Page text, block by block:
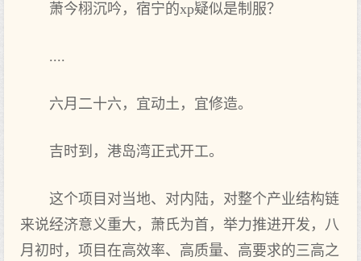
萧今栩沉吟，宿宁的‌xp疑似是制服？
....
六月二十六，宜动土，宜修造。
吉时到，港岛湾正式开工。
这‌个项目对当地、对内陆，对整个产业结构链
来说经济意义重大，萧氏为首，举力推进‌开发，八
月初时，项目在高‌效率、高‌质量、高‌要求的‌三高‌之